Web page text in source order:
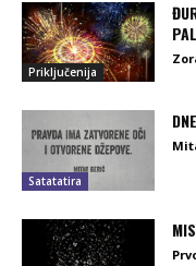
Priključenija
Satatatira